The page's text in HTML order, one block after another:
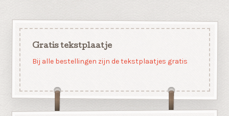
Gratis tekstplaatje
Bij alle bestellingen zijn de tekstplaatjes gratis